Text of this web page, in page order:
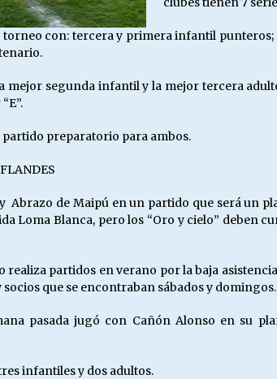
con: tercera y primera infantil
mejor segunda infantil y la mejor tercera
preparatorio para ambos.
Abrazo de Maipú en un partido que será un
Loma Blanca, pero los “Oro y cielo” deben
partidos en verano por la baja
que se encontraban sábados y domingos.
pasada jugó con Cañón Alonso en su
infantiles y dos adultos.